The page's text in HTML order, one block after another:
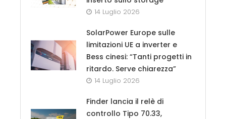
14 Luglio 2026
SolarPower Europe sulle
limitazioni UE a inverter e
Bess cinesi: “Tanti progetti in
ritardo. Serve chiarezza”
14 Luglio 2026
Finder lancia il relè di
controllo Tipo 70.33,